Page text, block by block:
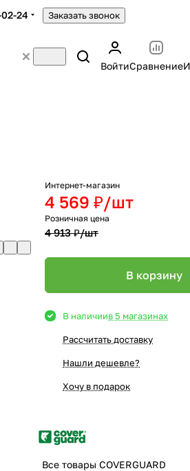
24 Заказать звонок
ВойтиСравнение
Интернет-магазин
4 569 ₽/шт
Розничная цена
4 913 ₽/шт
В корзину
В наличиив 5 магазинах
Рассчитать доставку
Нашли дешевле?
Хочу в подарок
Все товары COVERGUARD